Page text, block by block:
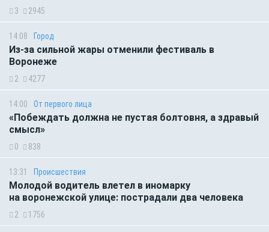
3 2945
14:08 Город
Из-за сильной жары отменили фестиваль в
Воронеже
2 4277
14:00 От первого лица
«Побеждать должна не пустая болтовня, а здравый
смысл»
0 838
13:31 Происшествия
Молодой водитель влетел в иномарку
на воронежской улице: пострадали два человека
2 1756